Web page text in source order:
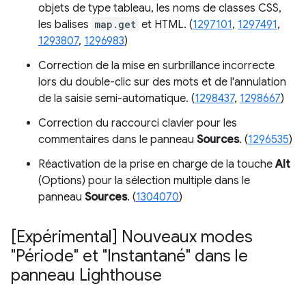
objets de type tableau, les noms de classes CSS,
les balises map.get et HTML. (1297101, 1297491,
1293807, 1296983)
Correction de la mise en surbrillance incorrecte
lors du double-clic sur des mots et de l'annulation
de la saisie semi-automatique. (1298437, 1298667)
Correction du raccourci clavier pour les
commentaires dans le panneau Sources. (1296535)
Réactivation de la prise en charge de la toucheAlt
(Options) pour la sélection multiple dans le
panneau Sources. (1304070)
[Expérimental] Nouveaux modes
"Période" et "Instantané" dans le
panneau Lighthouse